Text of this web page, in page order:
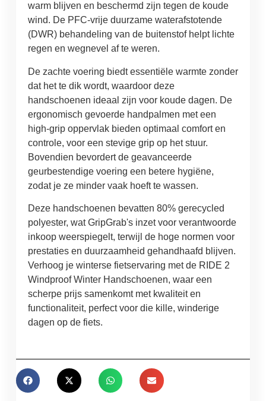
warm blijven en beschermd zijn tegen de koude
wind. De PFC-vrije duurzame waterafstotende
(DWR) behandeling van de buitenstof helpt lichte
regen en wegnevel af te weren.
De zachte voering biedt essentiële warmte zonder
dat het te dik wordt, waardoor deze
handschoenen ideaal zijn voor koude dagen. De
ergonomisch gevoerde handpalmen met een
high-grip oppervlak bieden optimaal comfort en
controle, voor een stevige grip op het stuur.
Bovendien bevordert de geavanceerde
geurbestendige voering een betere hygiëne,
zodat je ze minder vaak hoeft te wassen.
Deze handschoenen bevatten 80% gerecycled
polyester, wat GripGrab's inzet voor verantwoorde
inkoop weerspiegelt, terwijl de hoge normen voor
prestaties en duurzaamheid gehandhaafd blijven.
Verhoog je winterse fietservaring met de RIDE 2
Windproof Winter Handschoenen, waar een
scherpe prijs samenkomt met kwaliteit en
functionaliteit, perfect voor die kille, winderige
dagen op de fiets.